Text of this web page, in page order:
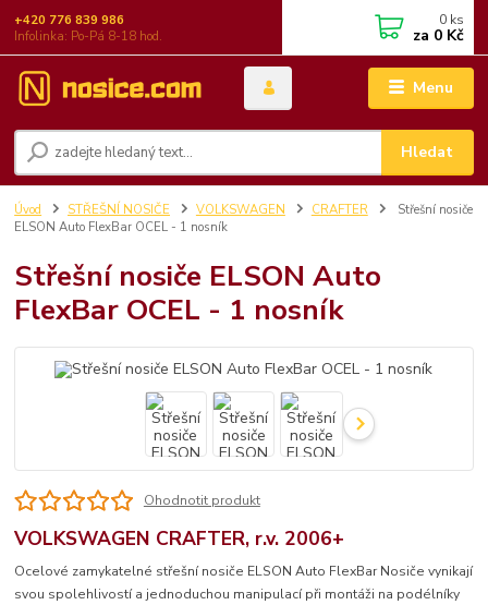
Menu
Hledat
+420 776 839 986
Infolinka: Po-Pá 8-18 hod.
0 ks
za 0 Kč
Úvod STŘEŠNÍ NOSIČE VOLKSWAGEN CRAFTER
Střešní nosiče
ELSON Auto FlexBar OCEL - 1 nosník
Střešní nosiče ELSON Auto
FlexBar OCEL - 1 nosník
Ohodnotit produkt
VOLKSWAGEN CRAFTER, r.v. 2006+
Ocelové zamykatelné střešní nosiče ELSON Auto FlexBar Nosiče vynikají
svou spolehlivostí a jednoduchou manipulací při montáži na podélníky